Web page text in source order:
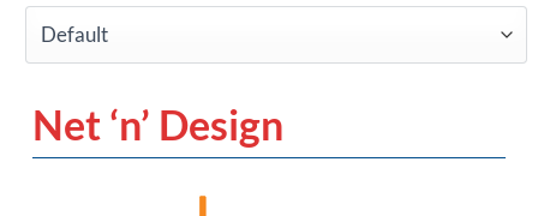
Net ‘n’ Design